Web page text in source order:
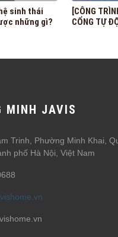
sinh thái
những gì?
[CÔNG
CỔNG TỰ
MINH JAVIS
Trinh, Phường Minh Khai,
phố Hà Nội, Việt Nam